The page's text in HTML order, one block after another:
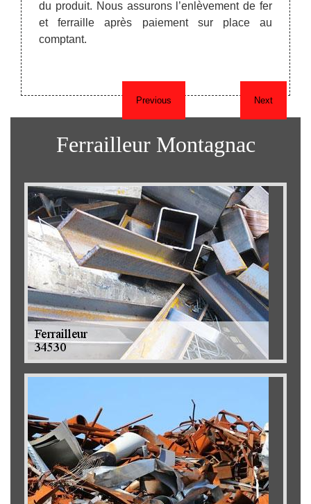
Previous
jour
du produit. Nous assurons l’enlèvement de fer
et ferraille après paiement sur place au
comptant.
Next
Ferrailleur Montagnac